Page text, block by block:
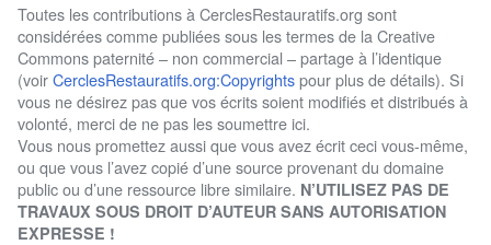
Toutes les contributions à CerclesRestauratifs.org sont
considérées comme publiées sous les termes de la Creative
Commons paternité – non commercial – partage à l’identique
(voirCerclesRestauratifs.org:Copyrightspour plus de détails). Si
vous ne désirez pas que vos écrits soient modifiés et distribués à
volonté, merci de ne pas les soumettre ici.
Vous nous promettez aussi que vous avez écrit ceci vous-même,
ou que vous l’avez copié d’une source provenant du domaine
public ou d’une ressource libre similaire. N’UTILISEZ PAS DE
TRAVAUX SOUS DROIT D’AUTEUR SANS AUTORISATION
EXPRESSE !